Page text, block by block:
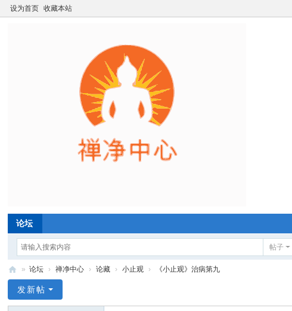
设为首页 收藏本站
论坛
帖子
净
» 论坛 › 禅净中心 › 论藏 › 小止观 › 《小止观》治病第九
发新帖